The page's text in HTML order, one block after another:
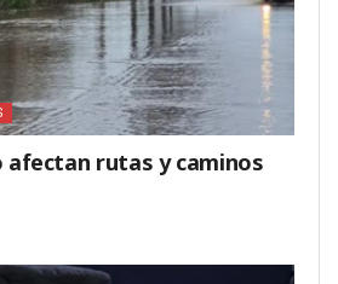
afectan rutas y caminos